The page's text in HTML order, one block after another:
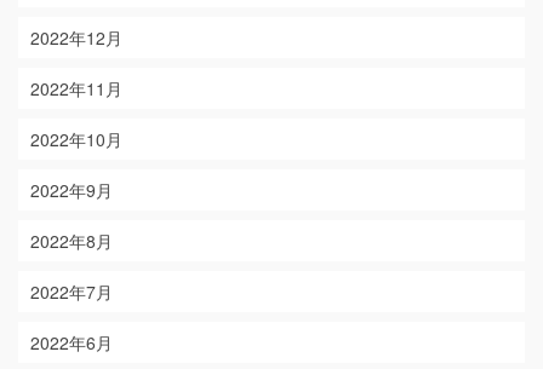
2022年12月
2022年11月
2022年10月
2022年9月
2022年8月
2022年7月
2022年6月